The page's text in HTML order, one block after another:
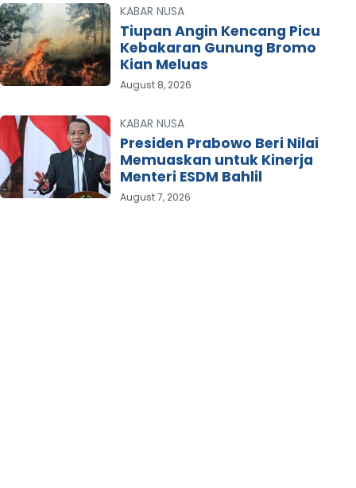
KABAR NUSA
Tiupan Angin Kencang Picu
Kebakaran Gunung Bromo
Kian Meluas
August 8, 2026
KABAR NUSA
Presiden Prabowo Beri Nilai
Memuaskan untuk Kinerja
Menteri ESDM Bahlil
August 7, 2026